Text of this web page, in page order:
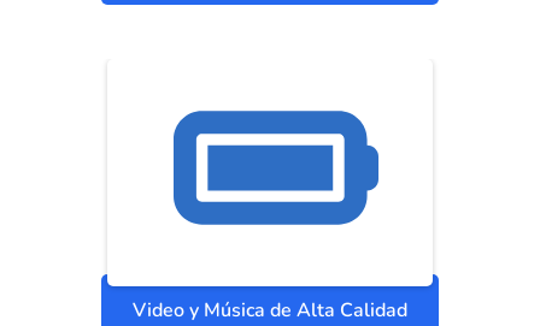
Video y Música de Alta Calidad